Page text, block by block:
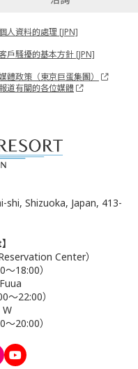
人資料的處理 [JPN]
戶騷擾的基本方針 [JPN]
體政策（東京巨蛋集團）
道有關的各位媒體
Shizuoka, Japan, 413-
Center）
～18:00）
～22:00）
W
～20:00）